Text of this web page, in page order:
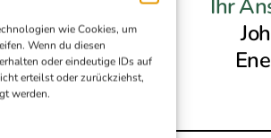
wie Cookies, um
Wenn du diesen
oder eindeutige IDs auf
erteilst oder zurückziehst,
werden.
Ihr